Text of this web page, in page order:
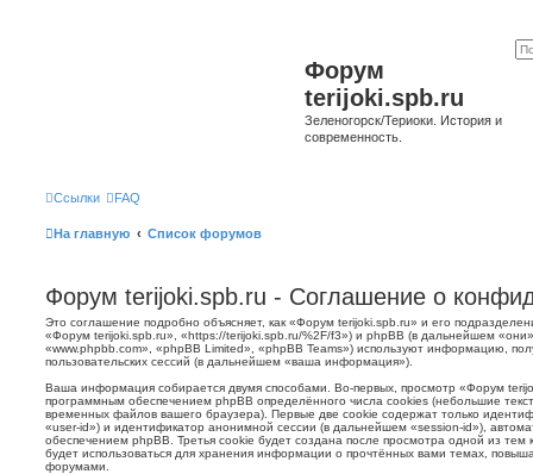
Форум
terijoki.spb.ru
Зеленогорск/Териоки. История и
современность.
Ссылки FAQ
На главную Список форумов
Форум terijoki.spb.ru - Соглашение о
Это соглашение подробно объясняет, как «Форум terijoki.spb.ru» и его
«Форум terijoki.spb.ru», «https://terijoki.spb.ru/%2F/f3») и phpBB (в дальнейшем
«www.phpbb.com», «phpBB Limited», «phpBB Teams») используют информацию,
пользовательских сессий (в дальнейшем «ваша информация»).
Ваша информация собирается двумя способами. Во-первых, просмотр «Форум
программным обеспечением phpBB определённого числа cookies (небольшие
временных файлов вашего браузера). Первые две cookie содержат только
«user-id») и идентификатор анонимной сессии (в дальнейшем «session-id»),
обеспечением phpBB. Третья cookie будет создана после просмотра одной из
будет использоваться для хранения информации о прочтённых вами темах,
форумами.